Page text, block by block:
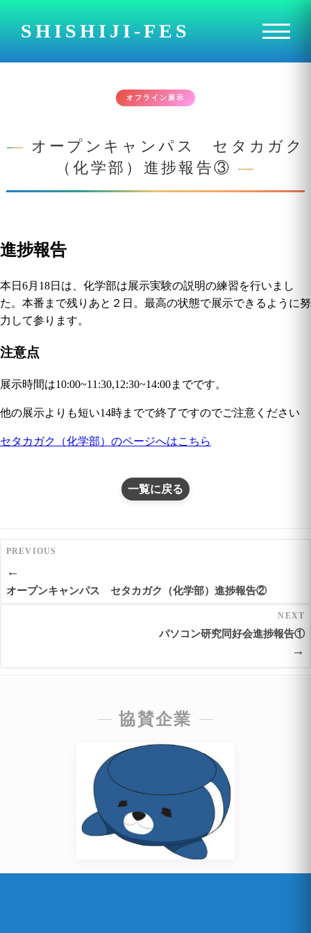
SHISHIJI-FES
オフライン展示
オープンキャンパス セタカガク
（化学部）進捗報告③
進捗報告
本日6月18日は、化学部は展示実験の説明の練習を行いまし
た。本番まで残りあと２日。最高の状態で展示できるように努
力して参ります。
注意点
展示時間は10:00~11:30,12:30~14:00までです。
他の展示よりも短い14時までで終了ですのでご注意ください
セタカガク（化学部）のページへはこちら
一覧に戻る
PREVIOUS
←
オープンキャンパス セタカガク（化学部）進捗報告②
NEXT
パソコン研究同好会進捗報告①
→
協賛企業